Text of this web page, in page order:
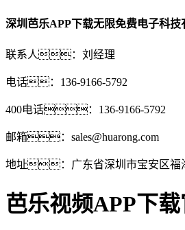
深圳芭乐APP下载无限免费电子科技
联系人：刘经理
电话：136-9166-5792
400电话：136-9166-5792
邮箱：sales@huarong.com
地址：广东省深圳市宝安区福
芭乐视频APP下